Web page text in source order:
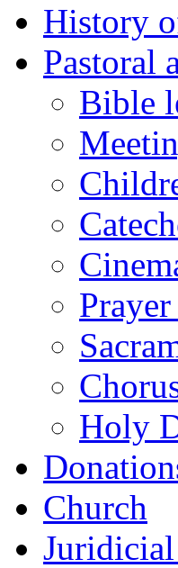
History
Pastoral
Bible
Holy
Church